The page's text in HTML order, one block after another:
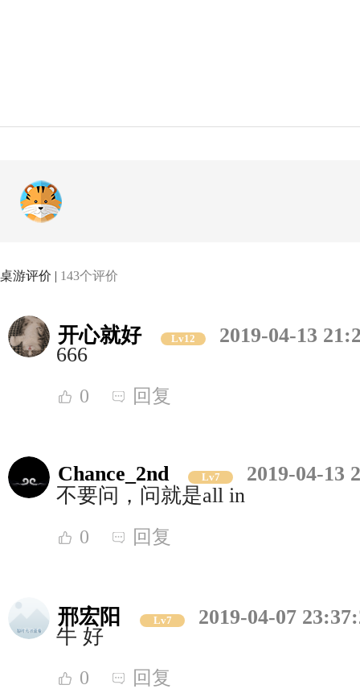
桌游评价 | 143个评价
开心就好 Lv12
2019-04-13
666
0 回复
Chance_2nd Lv7
2019-04-13
不要问，问就是all in
0 回复
邢宏阳 Lv7
2019-04-07
牛 好
0 回复